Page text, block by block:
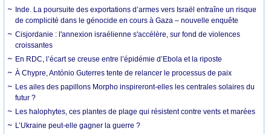
Inde. La poursuite des exportations d’armes vers Israël entraîne un risque
de complicité dans le génocide en cours à Gaza – nouvelle enquête
Cisjordanie : l'annexion israélienne s'accélère, sur fond de violences
croissantes
En RDC, l’écart se creuse entre l’épidémie d’Ebola et la riposte
À Chypre, António Guterres tente de relancer le processus de paix
Les ailes des papillons Morpho inspireront-elles les centrales solaires du
futur ?
Les halophytes, ces plantes de plage qui résistent contre vents et marées
L’Ukraine peut-elle gagner la guerre ?